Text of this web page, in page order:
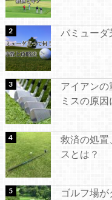
バミューダ
アイアンの
ミスの原
救済の処置
スとは？
ゴルフ場